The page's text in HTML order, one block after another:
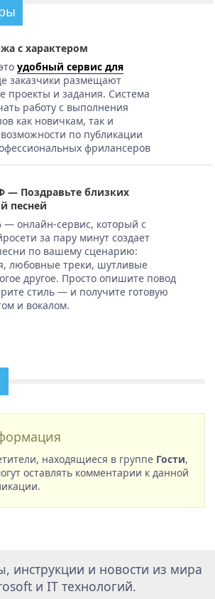
с характером
удобный сервис для
заказчики размещают
проекты и задания. Система
работу с выполнения
как новичкам, так и
по публикации
фрилансеров
— Поздравьте близких
песней
онлайн-сервис, который с
за пару минут создает
по вашему сценарию:
любовные треки, шутливые
другое. Просто опишите повод
стиль — и получите готовую
и вокалом.
находящиеся в группе Гости,
оставлять комментарии к данной
инструкции и новости из мира
и IT технологий.